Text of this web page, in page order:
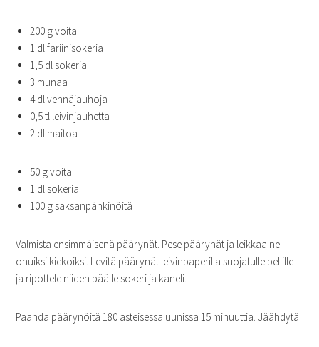
200 g voita
1 dl fariinisokeria
1,5 dl sokeria
3 munaa
4 dl vehnäjauhoja
0,5 tl leivinjauhetta
2 dl maitoa
50 g voita
1 dl sokeria
100 g saksanpähkinöitä
Valmista ensimmäisenä päärynät. Pese päärynät ja leikkaa ne
ohuiksi kiekoiksi. Levitä päärynät leivinpaperilla suojatulle pellille
ja ripottele niiden päälle sokeri ja kaneli.
Paahda päärynöitä 180 asteisessa uunissa 15 minuuttia. Jäähdytä.